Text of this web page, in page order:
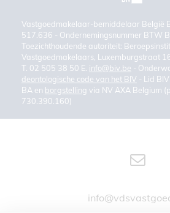
Vastgoedmakelaar-bemiddelaar België
517.636 - Ondernemingsnummer BTW
Toezichthoudende autoriteit:
Vastgoedmakelaars, Luxemburgstraat
T. 02 505 38 50 E. info@biv.be -
deontologische code van het BIV - Lid BIV
BA en borgstelling via NV AXA Belgium
730.390.160)